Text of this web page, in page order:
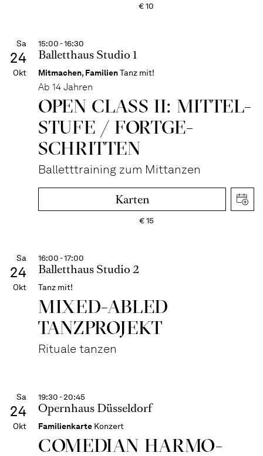
€10
Sa
24
Okt
15:00 - 16:30
Balletthaus Studio 1
Mitmachen, FamilienTanz mit!
Ab 14 Jahren
OPEN CLASS II: MITTEL­
STUFE / FORT­GE­
SCHRITTEN
Balletttraining zum Mittanzen
Karten
€15
Sa
24
Okt
16:00 - 17:00
Balletthaus Studio 2
Tanz mit!
MIXED-ABLED
TANZPROJEKT
Rituale tanzen
Sa
24
Okt
19:30 - 20:45
Opernhaus Düsseldorf
Familienkarte Konzert
COME­DIAN HARMO­